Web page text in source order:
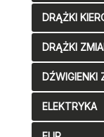
DRĄŻKI
DRĄŻKI
DŹWIGIENKI
ELEKTRYKA